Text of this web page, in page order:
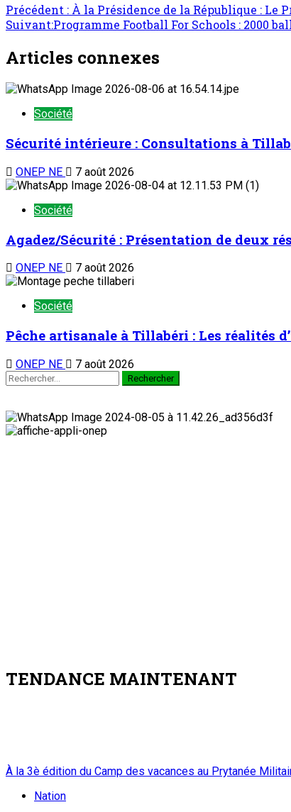
Navigation
d’article
Précédent : À la Présidence de la République : Le
Suivant:Programme Football For Schools : 2000
Articles connexes
Société
Sécurité intérieure : Consultations à
ONEP NE 7 août 2026
Société
Agadez/Sécurité : Présentation de deux
ONEP NE 7 août 2026
Société
Pêche artisanale à Tillabéri : Les réalités
ONEP NE
7 août 2026
Rechercher :
TENDANCE MAINTENANT
À la 3è édition du Camp des vacances au Prytanée
Nation